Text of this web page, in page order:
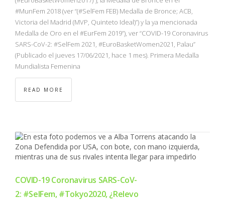
#MunFem 2018 (ver “(#SelFem FEB) Medalla de Bronce; ACB,
Victoria del Madrid (MVP, Quinteto Ideal)”) y la ya mencionada
Medalla de Oro en el #EurFem 2019”), ver “COVID-19 Coronavirus
SARS-CoV-2: #SelFem 2021, #EuroBasketWomen2021, Palau”
(Publicado el jueves 17/06/2021, hace 1 mes). Primera Medalla
Mundialista Femenina
READ MORE
COVID-19 Coronavirus SARS-CoV-
2: #SelFem, #Tokyo2020, ¿Relevo